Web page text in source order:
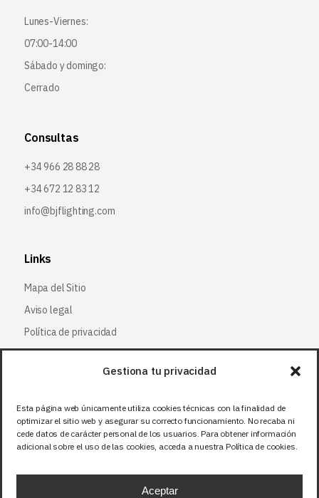
Gestiona tu privacidad
Esta página web únicamente utiliza cookies técnicas con la finalidad de
optimizar el sitio web y asegurar su correcto funcionamiento. No recaba ni
cede datos de carácter personal de los usuarios. Para obtener información
adicional sobre el uso de las cookies, acceda a nuestra Política de cookies.
Aceptar
Lunes-Viernes:
07:00-14:00
Sábado y domingo:
Cerrado
Consultas
+34 966 28 88 28
+34 672 12 83 12
info@bjflighting.com
Links
Mapa del Sitio
Aviso legal
Política de privacidad
Política de cookies
Síguenos
Facebook
X (Twitter)
Instagram